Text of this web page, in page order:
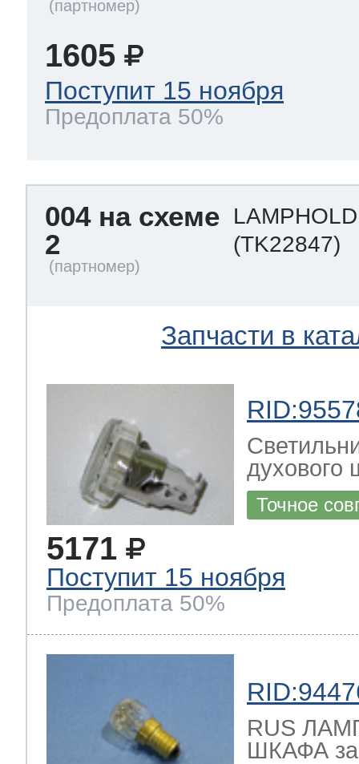
1605
Поступит 15 ноября
Предоплата 50%
004 на схеме
2
(TK22847)
Запчасти в
духового
Точное
5171
Поступит 15 ноября
Предоплата 50%
RUS
ШКАФА